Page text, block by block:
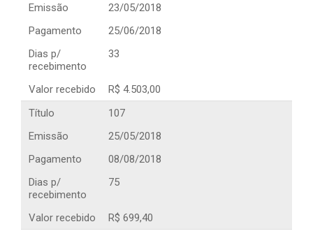
Emissão
23/05/2018
Pagamento
25/06/2018
Dias p/
recebimento
33
Valor recebido
R$ 4.503,00
Título
107
Emissão
25/05/2018
Pagamento
08/08/2018
Dias p/
recebimento
75
Valor recebido R$ 699,40